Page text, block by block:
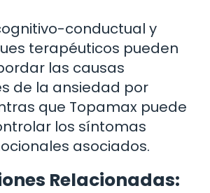
conductual y
terapéuticos pueden
las causas
de la ansiedad por
que Topamax puede
los síntomas
asociados.
Relacionadas: